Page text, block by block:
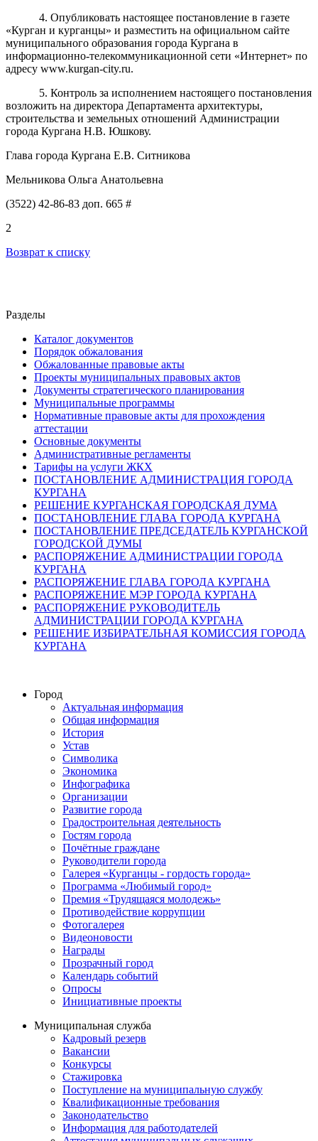
4. Опубликовать настоящее постановление в газете
«Курган и курганцы» и разместить на официальном сайте
муниципального образования города Кургана в
информационно-телекоммуникационной сети «Интернет» по
адресу www.kurgan-city.ru.
5. Контроль за исполнением настоящего постановления
возложить на директора Департамента архитектуры,
строительства и земельных отношений Администрации
города Кургана Н.В. Юшкову.
Глава города Кургана Е.В. Ситникова
Мельникова Ольга Анатольевна
(3522) 42-86-83 доп. 665 #
2
Возврат к списку
Разделы
Каталог документов
Порядок обжалования
Обжалованные правовые акты
Проекты муниципальных правовых актов
Документы стратегического планирования
Муниципальные программы
Нормативные правовые акты для прохождения
аттестации
Основные документы
Административные регламенты
Тарифы на услуги ЖКХ
ПОСТАНОВЛЕНИЕ АДМИНИСТРАЦИЯ ГОРОДА
КУРГАНА
РЕШЕНИЕ КУРГАНСКАЯ ГОРОДСКАЯ ДУМА
ПОСТАНОВЛЕНИЕ ГЛАВА ГОРОДА КУРГАНА
ПОСТАНОВЛЕНИЕ ПРЕДСЕДАТЕЛЬ КУРГАНСКОЙ
ГОРОДСКОЙ ДУМЫ
РАСПОРЯЖЕНИЕ АДМИНИСТРАЦИИ ГОРОДА
КУРГАНА
РАСПОРЯЖЕНИЕ ГЛАВА ГОРОДА КУРГАНА
РАСПОРЯЖЕНИЕ МЭР ГОРОДА КУРГАНА
РАСПОРЯЖЕНИЕ РУКОВОДИТЕЛЬ
АДМИНИСТРАЦИИ ГОРОДА КУРГАНА
РЕШЕНИЕ ИЗБИРАТЕЛЬНАЯ КОМИССИЯ ГОРОДА
КУРГАНА
Город
Актуальная информация
Общая информация
История
Устав
Символика
Экономика
Инфографика
Организации
Развитие города
Градостроительная деятельность
Гостям города
Почётные граждане
Руководители города
Галерея «Курганцы - гордость города»
Программа «Любимый город»
Премия «Трудящаяся молодежь»
Противодействие коррупции
Фотогалерея
Видеоновости
Награды
Прозрачный город
Календарь событий
Опросы
Инициативные проекты
Муниципальная служба
Кадровый резерв
Вакансии
Конкурсы
Стажировка
Поступление на муниципальную службу
Квалификационные требования
Законодательство
Информация для работодателей